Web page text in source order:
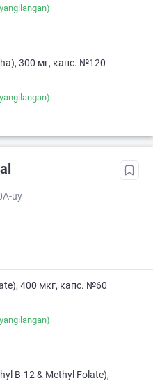
300 мг, капс. №120
uy
400 мкг, капс. №60
B-12 & Methyl Folate),